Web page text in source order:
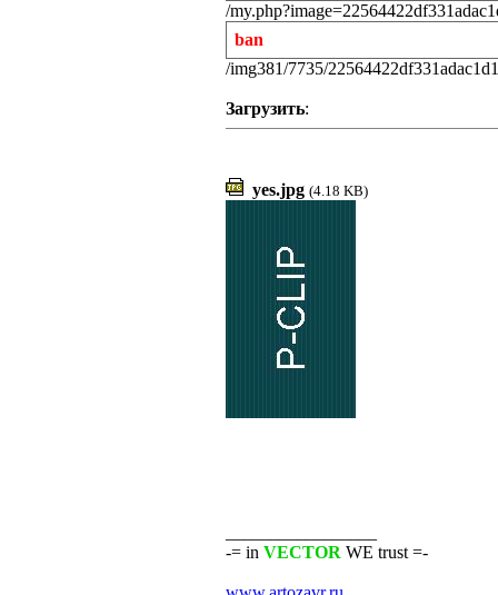
/
ban
/img381/7735/
Загрузить:
yes.jpg (4.18 KB)
-= in VECTOR WE trust =-